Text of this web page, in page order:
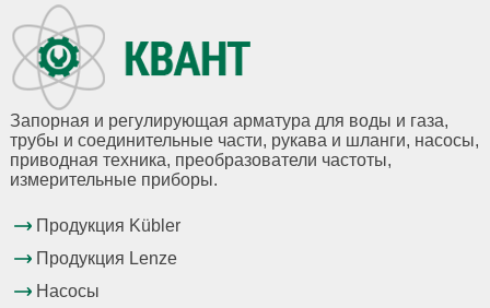
Запорная и регулирующая арматура для воды и газа,
трубы и соединительные части, рукава и шланги, насосы,
приводная техника, преобразователи частоты,
измерительные приборы.
Продукция Kübler
Продукция Lenze
Насосы